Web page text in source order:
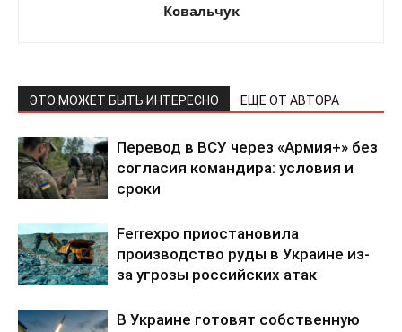
Ковальчук
ЭТО МОЖЕТ БЫТЬ ИНТЕРЕСНО ЕЩЕ ОТ АВТОРА
Перевод в ВСУ через «Армия+» без
согласия командира: условия и
сроки
Ferrexpo приостановила
производство руды в Украине из-
за угрозы российских атак
В Украине готовят собственную